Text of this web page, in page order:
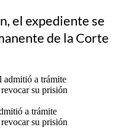
el expediente se
de la Corte
a trámite
su prisión